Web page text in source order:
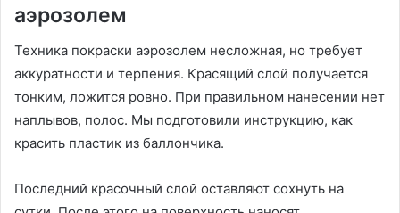
аэрозолем
Техника покраски аэрозолем несложная, но требует
аккуратности и терпения. Красящий слой получается
тонким, ложится ровно. При правильном нанесении нет
наплывов, полос. Мы подготовили инструкцию, как
красить пластик из баллончика.
Последний красочный слой оставляют сохнуть на